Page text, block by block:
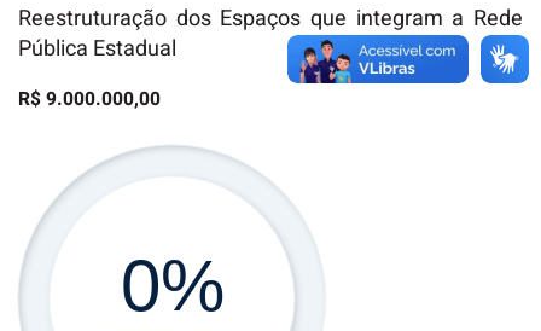
Reestruturação dos Espaços que integram a Rede
Pública Estadual
R$ 9.000.000,00
0%